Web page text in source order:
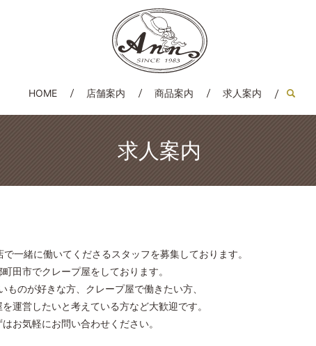
HOME 店舗案内 商品案内 求人案内 search
求人案内
一緒に働いてくださるスタッフを募集しております。
田市でクレープ屋をしております。
ものが好きな方、クレープ屋で働きたい方、
運営したいと考えている方など大歓迎です。
はお気軽にお問い合わせください。